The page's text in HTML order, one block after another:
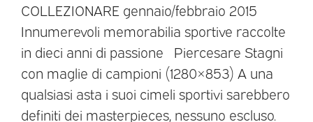
COLLEZIONARE gennaio/febbraio 2015
Innumerevoli memorabilia sportive raccolte
in dieci anni di passione Piercesare Stagni
con maglie di campioni (1280×853) A una
qualsiasi asta i suoi cimeli sportivi sarebbero
definiti dei masterpieces, nessuno escluso.